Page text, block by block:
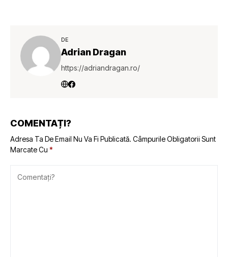
DE
Adrian Dragan
https://adriandragan.ro/
COMENTAȚI?
Adresa Ta De Email Nu Va Fi Publicată. Câmpurile Obligatorii Sunt
Marcate Cu *